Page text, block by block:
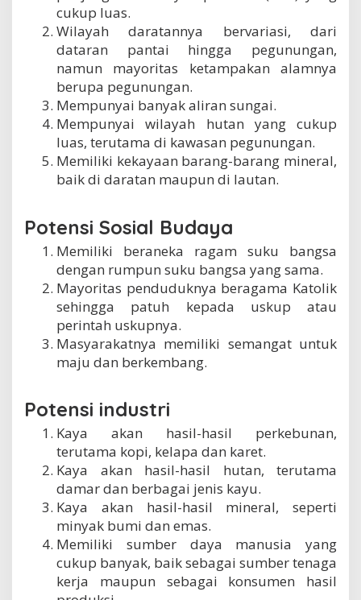
cukup luas.
Wilayah daratannya bervariasi, dari
dataran pantai hingga pegunungan,
namun mayoritas ketampakan alamnya
berupa pegunungan.
Mempunyai banyak aliran sungai.
Mempunyai wilayah hutan yang cukup
luas, terutama di kawasan pegunungan.
Memiliki kekayaan barang-barang mineral,
baik di daratan maupun di lautan.
Potensi Sosial Budaya
Memiliki beraneka ragam suku bangsa
dengan rumpun suku bangsa yang sama.
Mayoritas penduduknya beragama Katolik
sehingga patuh kepada uskup atau
perintah uskupnya.
Masyarakatnya memiliki semangat untuk
maju dan berkembang.
Potensi industri
Kaya akan hasil-hasil perkebunan,
terutama kopi, kelapa dan karet.
Kaya akan hasil-hasil hutan, terutama
damar dan berbagai jenis kayu.
Kaya akan hasil-hasil mineral, seperti
minyak bumi dan emas.
Memiliki sumber daya manusia yang
cukup banyak, baik sebagai sumber tenaga
kerja maupun sebagai konsumen hasil